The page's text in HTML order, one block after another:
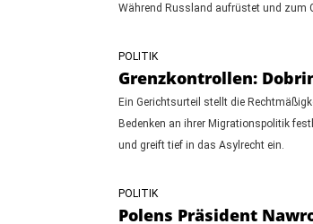
Während Russland aufrüstet und zum
POLITIK
Grenzkontrollen:
Ein Gerichtsurteil stellt die
Bedenken an ihrer Migrationspolitik
und greift tief in das Asylrecht ein.
POLITIK
Polens Präsident